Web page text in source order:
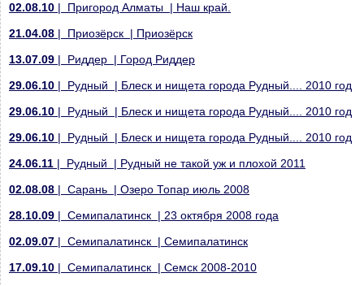
02.08.10 | Пригород Алматы | Наш край.
21.04.08 | Приозёрск | Приозёрск
13.07.09 | Риддер | Город Риддер
29.06.10 | Рудный | Блеск и нищета города Рудный.... 2010 год
29.06.10 | Рудный | Блеск и нищета города Рудный.... 2010 год
29.06.10 | Рудный | Блеск и нищета города Рудный.... 2010 год
24.06.11 | Рудный | Рудный не такой уж и плохой 2011
02.08.08 | Сарань | Озеро Топар июль 2008
28.10.09 | Семипалатинск | 23 октября 2008 года
02.09.07 | Семипалатинск | Семипалатинск
17.09.10 | Семипалатинск | Семск 2008-2010